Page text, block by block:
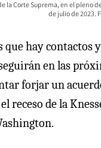
la Corte Suprema, en el pleno
de julio de 2023.
que hay contactos
en las
forjar un
receso de la